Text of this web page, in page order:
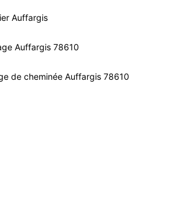
Auffargis
Auffargis 78610
de cheminée Auffargis 78610